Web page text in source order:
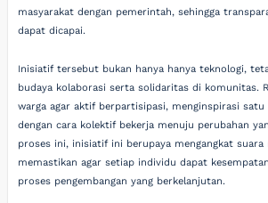
masyarakat dengan pemerintah, sehingga
dapat dicapai.
Inisiatif tersebut bukan hanya hanya teknologi,
budaya kolaborasi serta solidaritas di komunitas.
warga agar aktif berpartisipasi, menginspirasi satu
dengan cara kolektif bekerja menuju perubahan
proses ini, inisiatif ini berupaya mengangkat suara
memastikan agar setiap individu dapat
proses pengembangan yang berkelanjutan.